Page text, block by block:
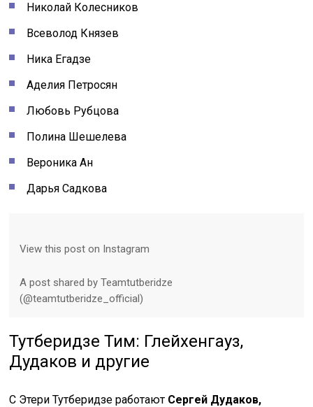
Николай Колесников
Всеволод Князев
Ника Егадзе
Аделия Петросян
Любовь Рубцова
Полина Шешелева
Вероника Ан
Дарья Садкова
View this post on Instagram
A post shared by Teamtutberidze
(@teamtutberidze_official)
Тутберидзе Тим: Глейхенгауз,
Дудаков и другие
С Этери Тутберидзе работают Сергей Дудаков,